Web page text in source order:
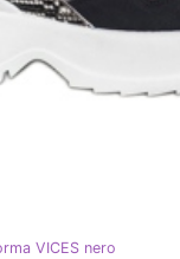
VICES nero